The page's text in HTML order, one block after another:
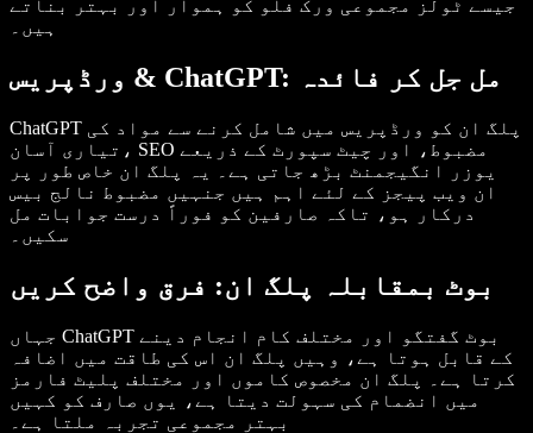
جیسے ٹولز مجموعی ورک فلو کو ہموار اور بہتر بناتے
ہیں۔
ورڈپریس & ChatGPT: مل جل کر فائدہ
ChatGPT پلگ ان کو ورڈپریس میں شامل کرنے سے مواد کی
تیاری آسان، SEO مضبوط، اور چیٹ سپورٹ کے ذریعے
یوزر انگیجمنٹ بڑھ جاتی ہے۔ یہ پلگ ان خاص طور پر
ان ویب پیجز کے لئے اہم ہیں جنہیں مضبوط نالج بیس
درکار ہو، تاکہ صارفین کو فوراً درست جوابات مل
سکیں۔
بوٹ بمقابلہ پلگ ان: فرق واضح کریں
جہاں ChatGPT بوٹ گفتگو اور مختلف کام انجام دینے
کے قابل ہوتا ہے، وہیں پلگ ان اس کی طاقت میں اضافہ
کرتا ہے۔ پلگ ان مخصوص کاموں اور مختلف پلیٹ فارمز
میں انضمام کی سہولت دیتا ہے، یوں صارف کو کہیں
بہتر مجموعی تجربہ ملتا ہے۔